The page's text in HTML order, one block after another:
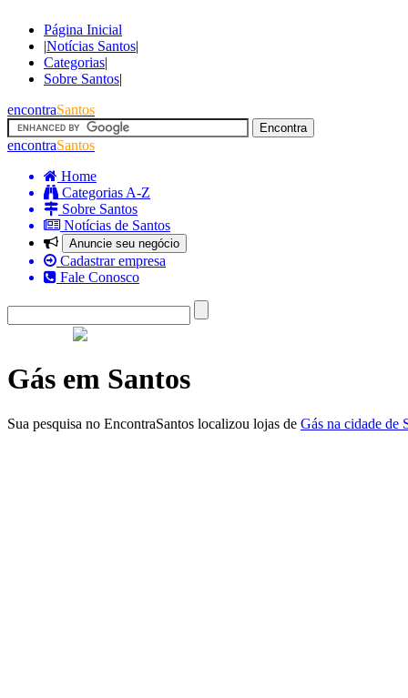
Página Inicial
|Notícias Santos|
Categorias|
Sobre Santos|
encontraSantos
encontraSantos
Home
Categorias A-Z
Sobre Santos
Notícias de Santos
Anuncie seu negócio
Cadastrar empresa
Fale Conosco
Gás em Santos
Sua pesquisa no EncontraSantos localizou lojas de Gás na cidade de